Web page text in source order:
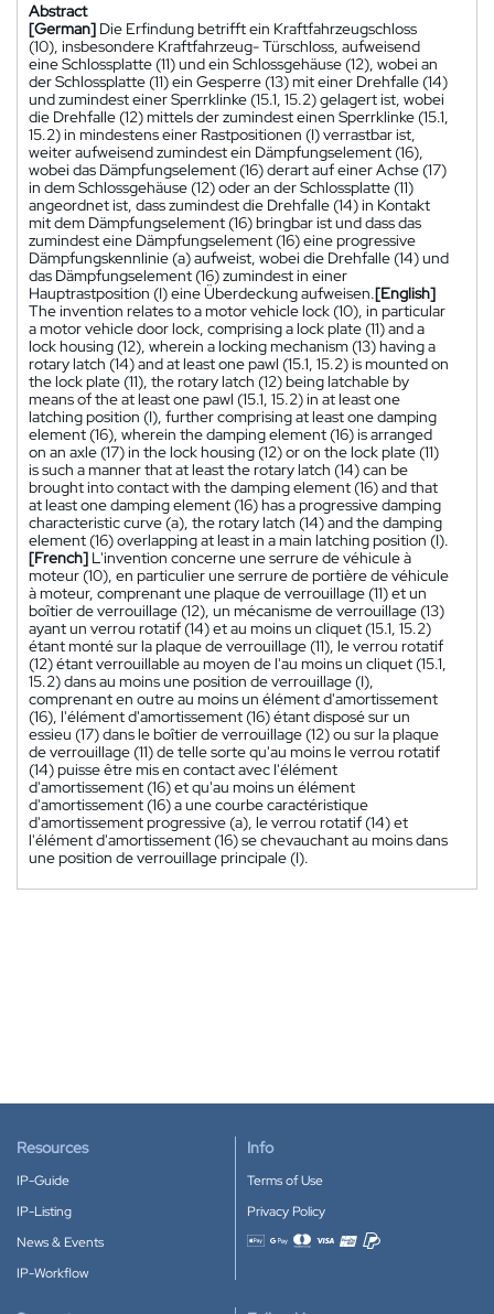
Abstract
[German] Die Erfindung betrifft ein Kraftfahrzeugschloss
(10), insbesondere Kraftfahrzeug- Türschloss, aufweisend
eine Schlossplatte (11) und ein Schlossgehäuse (12), wobei an
der Schlossplatte (11) ein Gesperre (13) mit einer Drehfalle (14)
und zumindest einer Sperrklinke (15.1, 15.2) gelagert ist, wobei
die Drehfalle (12) mittels der zumindest einen Sperrklinke (15.1,
15.2) in mindestens einer Rastpositionen (I) verrastbar ist,
weiter aufweisend zumindest ein Dämpfungselement (16),
wobei das Dämpfungselement (16) derart auf einer Achse (17)
in dem Schlossgehäuse (12) oder an der Schlossplatte (11)
angeordnet ist, dass zumindest die Drehfalle (14) in Kontakt
mit dem Dämpfungselement (16) bringbar ist und dass das
zumindest eine Dämpfungselement (16) eine progressive
Dämpfungskennlinie (a) aufweist, wobei die Drehfalle (14) und
das Dämpfungselement (16) zumindest in einer
Hauptrastposition (I) eine Überdeckung aufweisen.[English]
The invention relates to a motor vehicle lock (10), in particular
a motor vehicle door lock, comprising a lock plate (11) and a
lock housing (12), wherein a locking mechanism (13) having a
rotary latch (14) and at least one pawl (15.1, 15.2) is mounted on
the lock plate (11), the rotary latch (12) being latchable by
means of the at least one pawl (15.1, 15.2) in at least one
latching position (I), further comprising at least one damping
element (16), wherein the damping element (16) is arranged
on an axle (17) in the lock housing (12) or on the lock plate (11)
is such a manner that at least the rotary latch (14) can be
brought into contact with the damping element (16) and that
at least one damping element (16) has a progressive damping
characteristic curve (a), the rotary latch (14) and the damping
element (16) overlapping at least in a main latching position (I).
[French] L'invention concerne une serrure de véhicule à
moteur (10), en particulier une serrure de portière de véhicule
à moteur, comprenant une plaque de verrouillage (11) et un
boîtier de verrouillage (12), un mécanisme de verrouillage (13)
ayant un verrou rotatif (14) et au moins un cliquet (15.1, 15.2)
étant monté sur la plaque de verrouillage (11), le verrou rotatif
(12) étant verrouillable au moyen de l'au moins un cliquet (15.1,
15.2) dans au moins une position de verrouillage (I),
comprenant en outre au moins un élément d'amortissement
(16), l'élément d'amortissement (16) étant disposé sur un
essieu (17) dans le boîtier de verrouillage (12) ou sur la plaque
de verrouillage (11) de telle sorte qu'au moins le verrou rotatif
(14) puisse être mis en contact avec l'élément
d'amortissement (16) et qu'au moins un élément
d'amortissement (16) a une courbe caractéristique
d'amortissement progressive (a), le verrou rotatif (14) et
l'élément d'amortissement (16) se chevauchant au moins dans
une position de verrouillage principale (I).
Resources
IP-Guide
IP-Listing
News & Events
IP-Workflow
Info
Terms of Use
Privacy Policy
Accepted payment methods